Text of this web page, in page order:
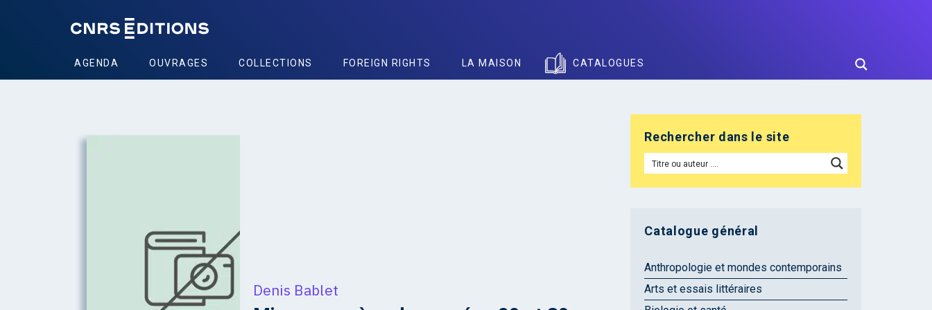
AGENDA OUVRAGES COLLECTIONS FOREIGN RIGHTS LA MAISON CATALOGUES
Denis Bablet
Rechercher dans le site
Catalogue général
Anthropologie et mondes contemporains
Arts et essais littéraires